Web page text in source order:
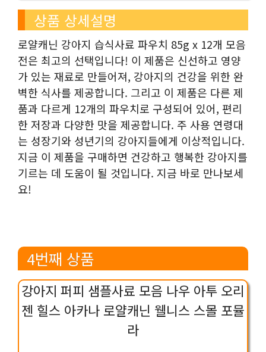
상품 상세설명
로얄캐닌 강아지 습식사료 파우치 85g x 12개 모음
전은 최고의 선택입니다! 이 제품은 신선하고 영양
가 있는 재료로 만들어져, 강아지의 건강을 위한 완
벽한 식사를 제공합니다. 그리고 이 제품은 다른 제
품과 다르게 12개의 파우치로 구성되어 있어, 편리
한 저장과 다양한 맛을 제공합니다. 주 사용 연령대
는 성장기와 성년기의 강아지들에게 이상적입니다.
지금 이 제품을 구매하면 건강하고 행복한 강아지를
기르는 데 도움이 될 것입니다. 지금 바로 만나보세
요!
4번째 상품
강아지 퍼피 샘플사료 모음 나우 아투 오리
젠 힐스 아카나 로얄캐닌 웰니스 스몰 포뮬
라